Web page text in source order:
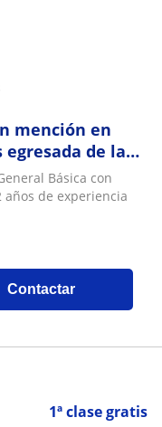
mención en
egresada de la
de Chile
Básica con
años de experiencia
Contactar
1ª clase gratis